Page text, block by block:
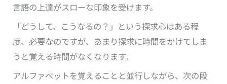
言語の上達がスローな印象を受けます。
「どうして、こうなるの？」という探求心はある程
度、必要なのですが、あまり探求に時間をかけてしま
うと覚える時間がなくなります。
アルファベットを覚えることと並行しながら、次の段